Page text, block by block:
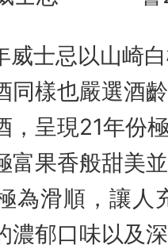
忌以山崎白
同樣也嚴選酒
，呈現21年份
富果香般甜美
為滑順，讓人
濃郁口味以及